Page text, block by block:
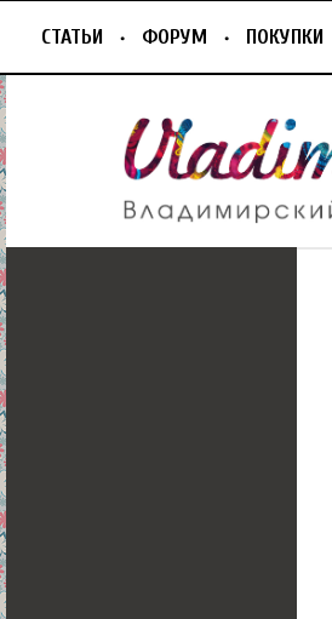
СТАТЬИ ФОРУМ ПОКУПКИ